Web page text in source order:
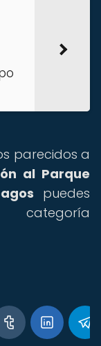
parecidos a
al Parque
puedes